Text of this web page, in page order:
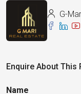
G-
Enquire About This
Name